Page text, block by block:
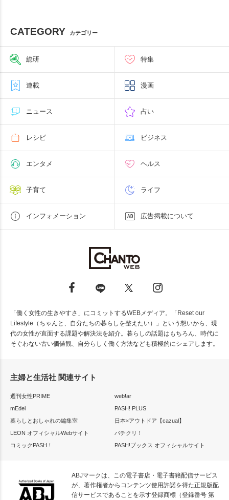
CATEGORY カテゴリー
総研 特集
連載 漫画
ニュース 占い
レシピ ビジネス
エンタメ ヘルス
子育て ライフ
インフォメーション 広告掲載について
「働く女性の生きやすさ」にコミットするWEBメディア。「Reset our
Lifestyle（ちゃんと、自分たちの暮らしを整えたい）」という想いから、現
代の女性が直面する課題や解決法を紹介。暮らしの話題はもちろん、時代に
そぐわない古い価値観、自分らしく働く方法なども積極的にシェアします。
主婦と生活社 関連サイト
週刊女性PRIME
web!ar
mEdel
PASH! PLUS
暮らしとおしゃれの編集室
日本×アウトドア【cazual】
LEON オフィシャルWebサイト
パチクリ！
コミックPASH！
PASH!ブックス オフィシャルサイト
ABJマークは、この電子書店・電子書籍配信サービス
が、著作権者からコンテンツ使用許諾を得た正規版配
信サービスであることを示す登録商標（登録番号 第